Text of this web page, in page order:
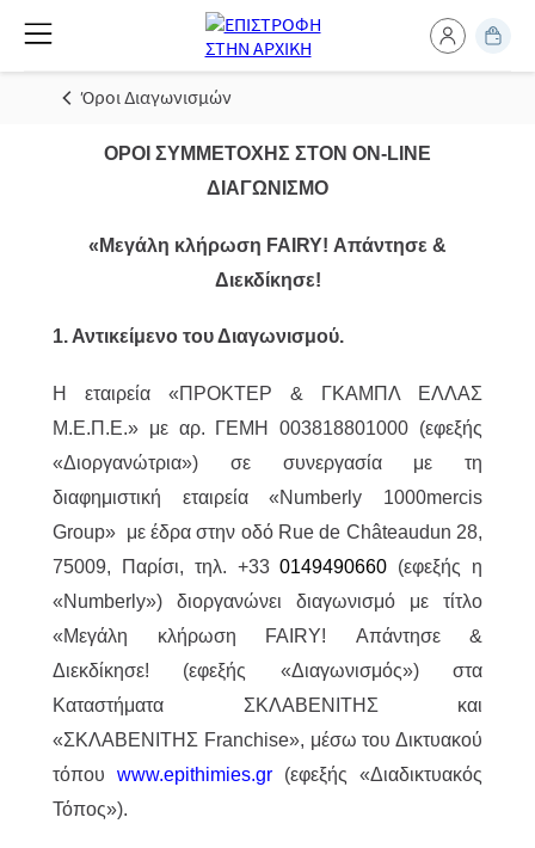
Όροι Διαγωνισμών
ΟΡΟΙ ΣΥΜΜΕΤΟΧΗΣ ΣΤΟΝ ON-LINE
ΔΙΑΓΩΝΙΣΜΟ
«Μεγάλη κλήρωση FAIRY! Απάντησε &
Διεκδίκησε!
1. Αντικείμενο του Διαγωνισμού.
H εταιρεία «ΠΡΟΚΤΕΡ & ΓΚΑΜΠΛ ΕΛΛΑΣ
M.Ε.Π.Ε.» με αρ. ΓΕΜΗ 003818801000 (εφεξής
«Διοργανώτρια») σε συνεργασία με τη
διαφημιστική εταιρεία «Numberly 1000mercis
Group» με έδρα στην οδό Rue de Châteaudun 28,
75009, Παρίσι, τηλ. +330149490660 (εφεξής η
«Numberly») διοργανώνει διαγωνισμό με τίτλο
«Μεγάλη κλήρωση FAIRY! Απάντησε &
Διεκδίκησε! (εφεξής «Διαγωνισμός») στα
Καταστήματα ΣΚΛΑΒΕΝΙΤΗΣ και
«ΣΚΛΑΒΕΝΙΤΗΣ Franchise», μέσω του Δικτυακού
τόπου www.epithimies.gr (εφεξής «Διαδικτυακός
Τόπος»).